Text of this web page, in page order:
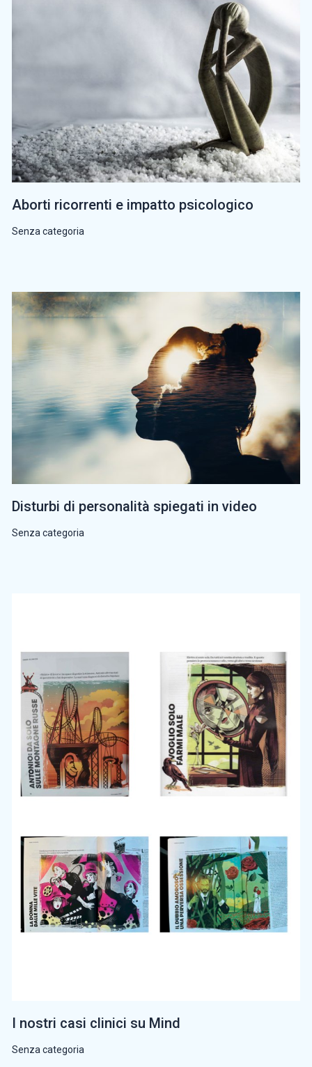
Aborti ricorrenti e impatto psicologico
Senza categoria
Disturbi di personalità spiegati in video
Senza categoria
I nostri casi clinici su Mind
Senza categoria